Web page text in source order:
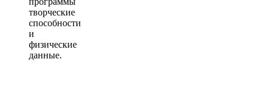
творческие
способности
и
физические
данные.